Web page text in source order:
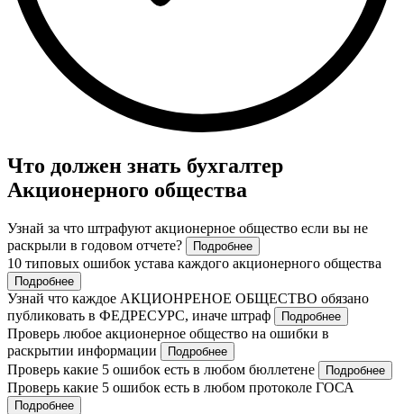
Что должен знать бухгалтер
Акционерного общества
Узнай за что штрафуют акционерное общество если вы не
раскрыли в годовом отчете?
Подробнее
10 типовых ошибок устава каждого акционерного общества
Подробнее
Узнай что каждое АКЦИОНРЕНОЕ ОБЩЕСТВО обязано
публиковать в ФЕДРЕСУРС, иначе штраф
Подробнее
Проверь любое акционерное общество на ошибки в
раскрытии информации
Подробнее
Проверь какие 5 ошибок есть в любом бюллетене Подробнее
Проверь какие 5 ошибок есть в любом протоколе ГОСА
Подробнее